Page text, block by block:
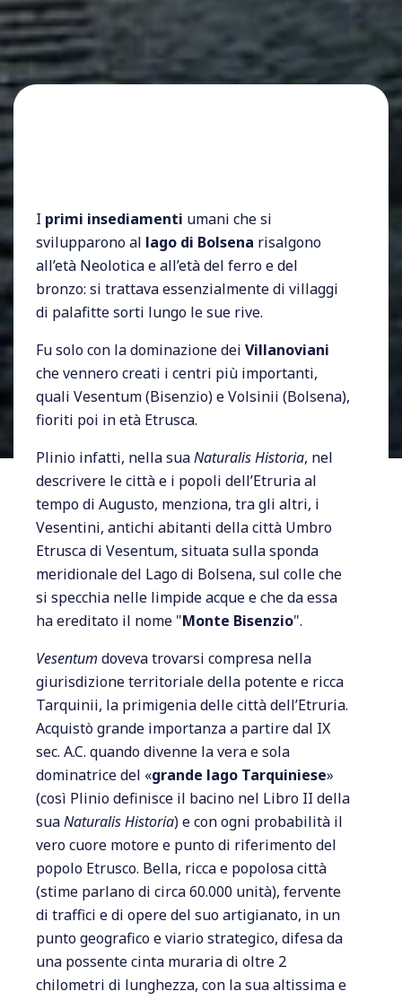
I primi insediamenti umani che si
svilupparono al lago di Bolsena risalgono
all’età Neolotica e all’età del ferro e del
bronzo: si trattava essenzialmente di villaggi
di palafitte sorti lungo le sue rive.
Fu solo con la dominazione dei Villanoviani
che vennero creati i centri più importanti,
quali Vesentum (Bisenzio) e Volsinii (Bolsena),
fioriti poi in età Etrusca.
Plinio infatti, nella suaNaturalis Historia, nel
descrivere le città e i popoli dell’Etruria al
tempo di Augusto, menziona, tra gli altri, i
Vesentini, antichi abitanti della città Umbro
Etrusca di Vesentum, situata sulla sponda
meridionale del Lago di Bolsena, sul colle che
si specchia nelle limpide acque e che da essa
ha ereditato il nome "Monte Bisenzio".
Vesentum doveva trovarsi compresa nella
giurisdizione territoriale della potente e ricca
Tarquinii, la primigenia delle città dell’Etruria.
Acquistò grande importanza a partire dal IX
sec. A.C. quando divenne la vera e sola
dominatrice del «grande lago Tarquiniese»
(così Plinio definisce il bacino nel Libro II della
suaNaturalis Historia) e con ogni probabilità il
vero cuore motore e punto di riferimento del
popolo Etrusco. Bella, ricca e popolosa città
(stime parlano di circa 60.000 unità), fervente
di traffici e di opere del suo artigianato, in un
punto geografico e viario strategico, difesa da
una possente cinta muraria di oltre 2
chilometri di lunghezza, con la sua altissima e